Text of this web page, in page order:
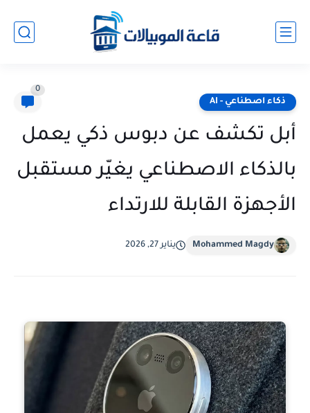
ذكاء اصطناعي - AI
0
أبل تكشف عن دبوس ذكي يعمل
بالذكاء الاصطناعي يغيّر مستقبل
الأجهزة القابلة للارتداء
Mohammed Magdy يناير 27, 2026